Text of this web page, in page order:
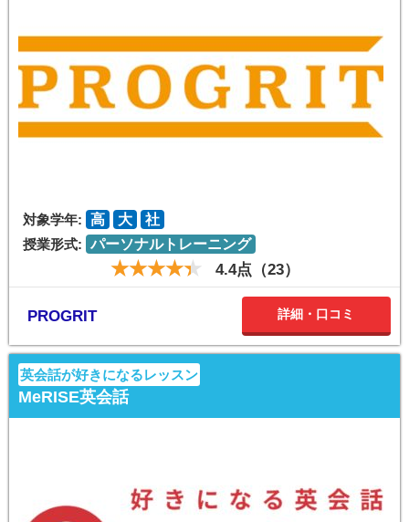
対象学年: 高 大
社
授業形式: パーソナルトレーニング
4.4点（23）
PROGRIT 詳細・口コミ
英会話が好きになるレッスン
MeRISE英会話